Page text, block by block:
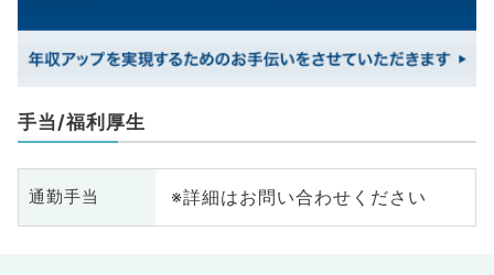
手当/福利厚生
通勤手当 ※詳細はお問い合わせください